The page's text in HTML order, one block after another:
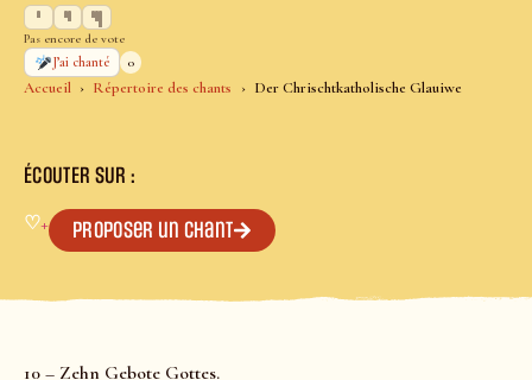
Accueil Répertoire des chants Der Chrischtkatholische Glauiwe
Pas encore de vote
J’ai chanté
0
ÉCOUTER SUR :
♡+ Proposer un chant
10 – Zehn Gebote Gottes.